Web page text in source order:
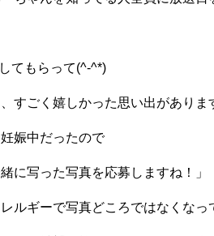
てもらって(^-^*)
すごく嬉しかった思い出がありま
娠中だったので
に写った写真を応募しますね！」
ルギーで写真どころではなくなっ